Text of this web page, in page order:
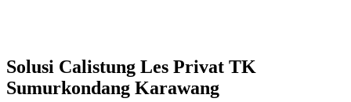
Solusi Calistung Les Privat TK
Sumurkondang Karawang